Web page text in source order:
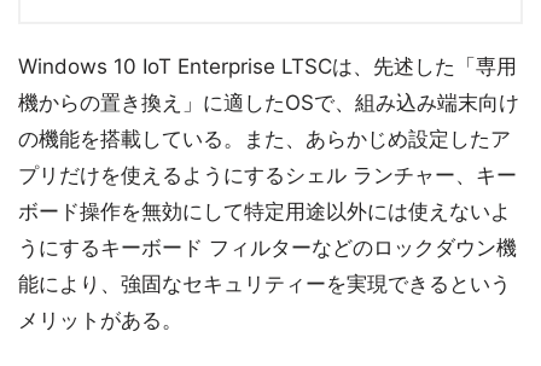
Windows 10 IoT Enterprise LTSCは、先述した「専用
機からの置き換え」に適したOSで、組み込み端末向け
の機能を搭載している。また、あらかじめ設定したア
プリだけを使えるようにするシェル ランチャー、キー
ボード操作を無効にして特定用途以外には使えないよ
うにするキーボード フィルターなどのロックダウン機
能により、強固なセキュリティーを実現できるという
メリットがある。